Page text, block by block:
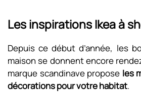
Les inspirations Ikea à
Depuis ce début d’année, les
maison se donnent encore
marque scandinave propose les
décorations pour votre habitat.